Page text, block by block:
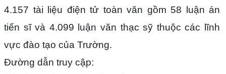
4.157 tài liệu điện tử toàn văn gồm 58 luận án
tiến sĩ và 4.099 luận văn thạc sỹ thuộc các lĩnh
vực đào tạo của Trường.
Đường dẫn truy cập: